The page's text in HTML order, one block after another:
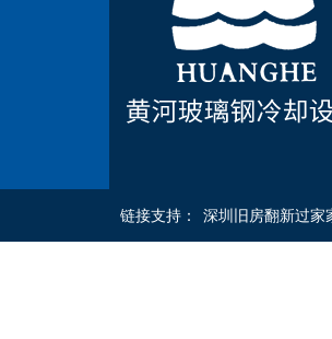
链接支持： 深圳旧房翻新过家